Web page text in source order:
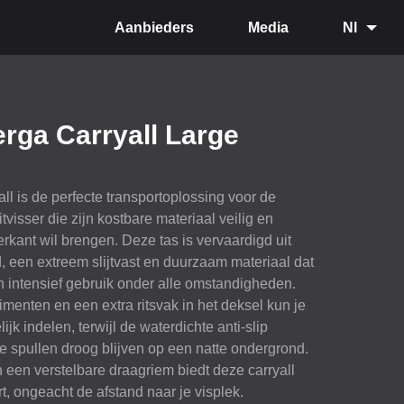
Aanbieders Media Nl
Carryall Large
is de perfecte transportoplossing voor de
die zijn kostbare materiaal veilig en
wil brengen. Deze tas is vervaardigd uit
een extreem slijtvast en duurzaam materiaal dat
intensief gebruik onder alle omstandigheden.
en een extra ritsvak in het deksel kun je
indelen, terwijl de waterdichte anti-slip
spullen droog blijven op een natte ondergrond.
verstelbare draagriem biedt deze carryall
ongeacht de afstand naar je visplek.